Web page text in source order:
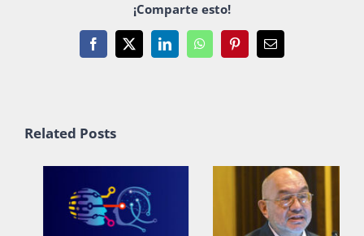
¡Comparte esto!
Facebook
X LinkedInWhatsAppPinterestEmail
Related Posts